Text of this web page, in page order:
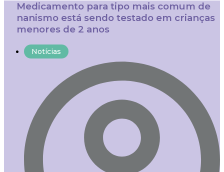
Medicamento para tipo mais comum de
nanismo está sendo testado em crianças
menores de 2 anos
Notícias